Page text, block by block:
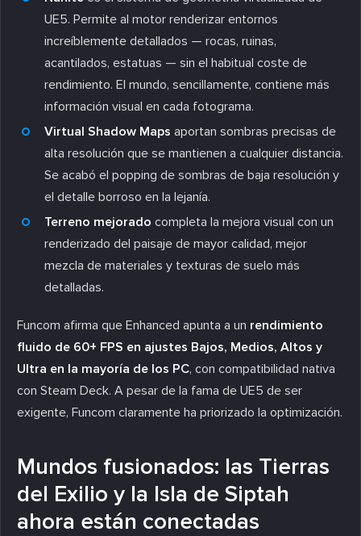
UE5. Permite al motor renderizar entornos
increíblemente detallados — rocas, ruinas,
acantilados, estatuas — sin el habitual coste de
rendimiento. El mundo, sencillamente, contiene más
información visual en cada fotograma.
Virtual Shadow Maps aportan sombras precisas de
alta resolución que se mantienen a cualquier distancia.
Se acabó el popping de sombras de baja resolución y
el detalle borroso en la lejanía.
Terreno mejorado completa la mejora visual con un
renderizado del paisaje de mayor calidad, mejor
mezcla de materiales y texturas de suelo más
detalladas.
Funcom afirma que Enhanced apunta a un rendimiento
fluido de 60+ FPS en ajustes Bajos, Medios, Altos y
Ultra en la mayoría de los PC, con compatibilidad nativa
con Steam Deck. A pesar de la fama de UE5 de ser
exigente, Funcom claramente ha priorizado la optimización.
Mundos fusionados: las Tierras
del Exilio y la Isla de Siptah
ahora están conectadas